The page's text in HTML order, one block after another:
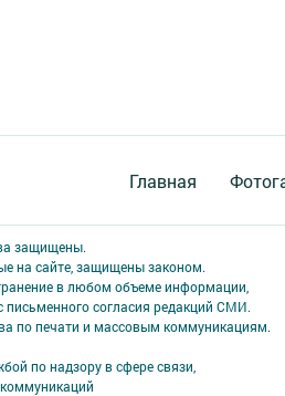
Главная
защищены.
на сайте, защищены законом.
в любом объеме информации,
согласия редакций СМИ.
по печати и массовым коммуникациям.
по надзору в сфере связи,